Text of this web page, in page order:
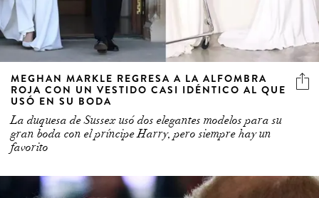
MEGHAN MARKLE REGRESA A LA ALFOMBRA
ROJA CON UN VESTIDO CASI IDÉNTICO AL QUE
USÓ EN SU BODA
La duquesa de Sussex usó dos elegantes modelos para su
gran boda con el príncipe Harry, pero siempre hay un
favorito